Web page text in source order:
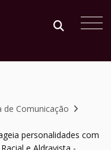
de Comunicação
personalidades com